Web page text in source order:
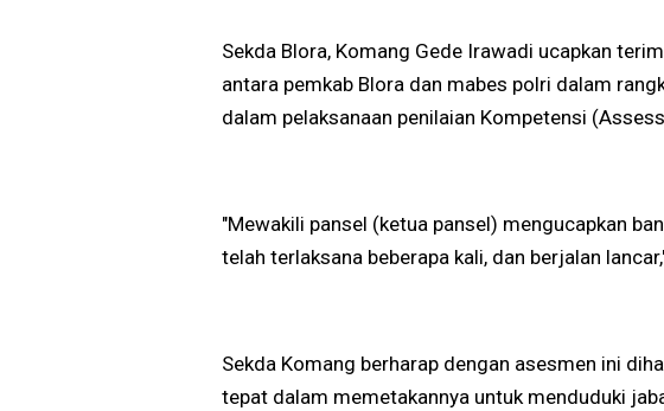
Sekda Blora, Komang Gede Irawadi ucapkan
antara pemkab Blora dan mabes polri dalam
dalam pelaksanaan penilaian Kompetensi
"Mewakili pansel (ketua pansel) mengucapkan
telah terlaksana beberapa kali, dan berjalan
Sekda Komang berharap dengan asesmen ini
tepat dalam memetakannya untuk menduduki